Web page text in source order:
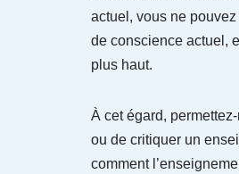
actuel, vous ne
de conscience actuel,
plus haut.
À cet égard,
ou de critiquer un
comment